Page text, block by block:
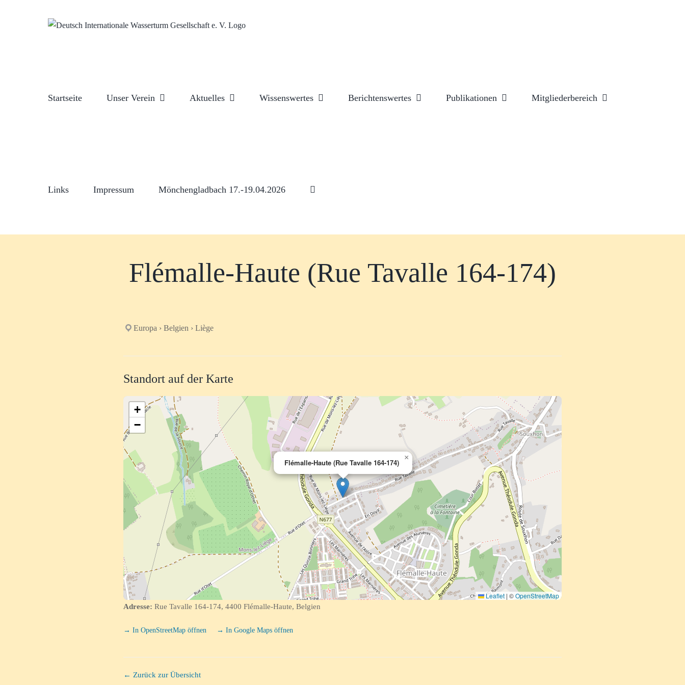
Startseite Unser Verein Aktuelles Wissenswertes Berichtenswertes Publikationen Mitgliederbereich
Links Impressum Mönchengladbach 17.-19.04.2026
Flémalle-Haute (Rue Tavalle 164-174)
Europa › Belgien › Liège
Standort auf der Karte
Flémalle-Haute (Rue Tavalle 164-174)
×
+
−
Leaflet | ©OpenStreetMap
Adresse: Rue Tavalle 164-174, 4400 Flémalle-Haute, Belgien
→ In OpenStreetMap öffnen → In Google Maps öffnen
← Zurück zur Übersicht